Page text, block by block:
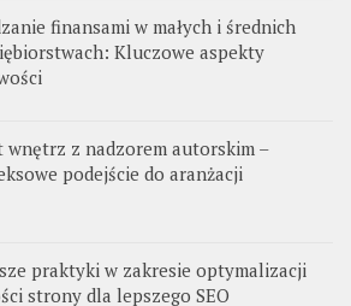
finansami w małych i średnich
Kluczowe aspekty
wnętrz z nadzorem autorskim –
podejście do aranżacji
praktyki w zakresie optymalizacji
strony dla lepszego SEO